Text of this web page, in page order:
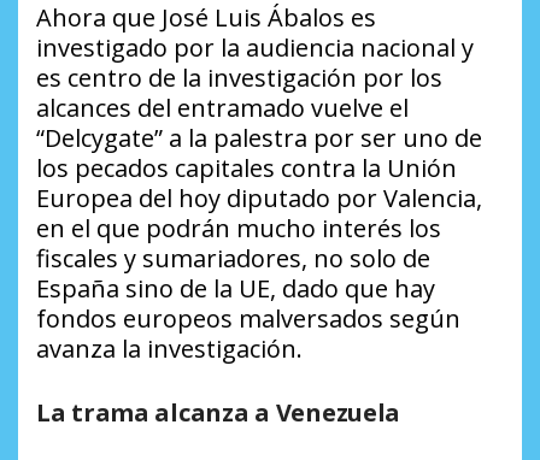
Ahora que José Luis Ábalos es
investigado por la audiencia nacional y
es centro de la investigación por los
alcances del entramado vuelve el
“Delcygate” a la palestra por ser uno de
los pecados capitales contra la Unión
Europea del hoy diputado por Valencia,
en el que podrán mucho interés los
fiscales y sumariadores, no solo de
España sino de la UE, dado que hay
fondos europeos malversados según
avanza la investigación.
La trama alcanza a Venezuela